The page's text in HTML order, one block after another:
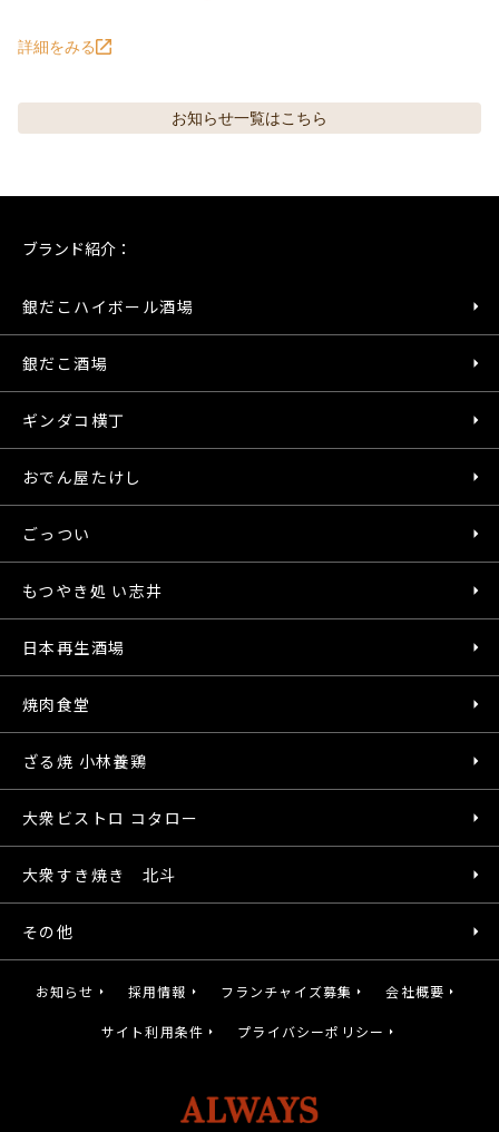
詳細をみる
お知らせ一覧はこちら
ブランド紹介：
銀だこハイボール酒場
銀だこ酒場
ギンダコ横丁
おでん屋たけし
ごっつい
もつやき処 い志井
日本再生酒場
焼肉食堂
ざる焼 小林養鶏
大衆ビストロ コタロー
大衆すき焼き 北斗
その他
お知らせ 採用情報 フランチャイズ募集 会社概要
サイト利用条件 プライバシーポリシー